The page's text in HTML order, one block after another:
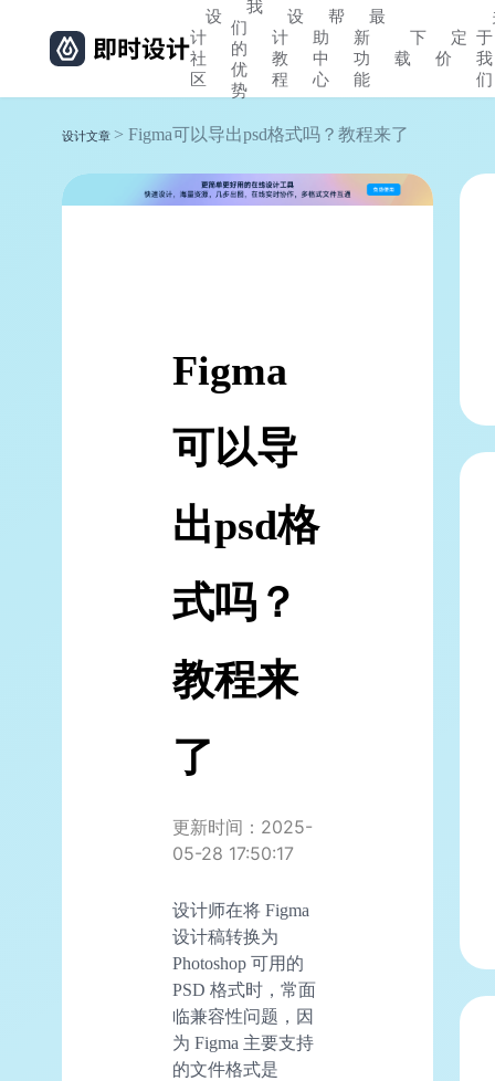
设
计
社
区
我
们
的
优
势
设
计
教
程
帮
助
中
心
最
新
功
能
下
载
定
价
于
我
们
设计文章 > Figma可以导出psd格式吗？教程来了
Figma
可以导
出psd格
式吗？
教程来
了
更新时间：2025-
05-28 17:50:17
设计师在将 Figma
设计稿转换为
Photoshop 可用的
PSD 格式时，常面
临兼容性问题，因
为 Figma 主要支持
的文件格式是